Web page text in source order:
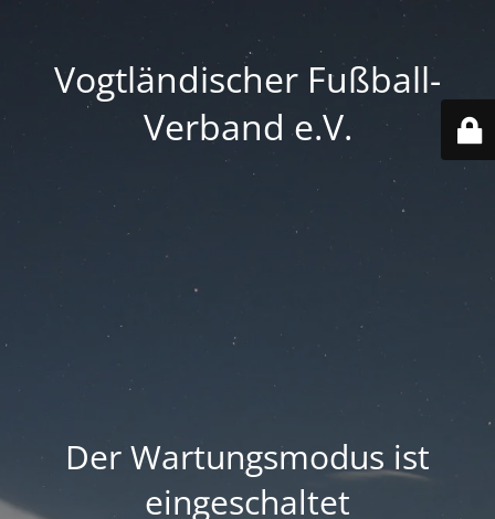
Vogtländischer Fußball-
Verband e.V.
Der Wartungsmodus ist
eingeschaltet